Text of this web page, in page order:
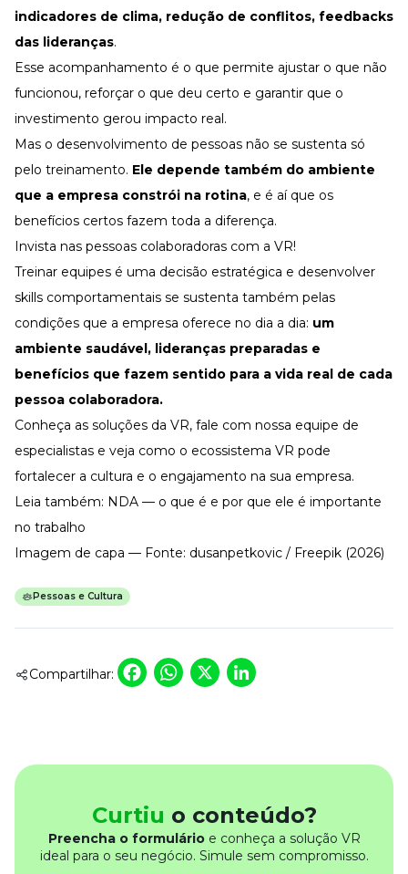
indicadores de clima, redução de conflitos, feedbacks
das lideranças.
Esse acompanhamento é o que permite ajustar o que não
funcionou, reforçar o que deu certo e garantir que o
investimento gerou impacto real.
Mas o desenvolvimento de pessoas não se sustenta só
pelo treinamento. Ele depende também do ambiente
que a empresa constrói na rotina, e é aí que os
benefícios certos fazem toda a diferença.
Invista nas pessoas colaboradoras com a VR!
Treinar equipes é uma decisão estratégica e desenvolver
skills comportamentais se sustenta também pelas
condições que a empresa oferece no dia a dia: um
ambiente saudável, lideranças preparadas e
benefícios que fazem sentido para a vida real de cada
pessoa colaboradora.
Conheça as soluções da VR, fale com nossa equipe de
especialistas e veja como o ecossistema VR pode
fortalecer a cultura e o engajamento na sua empresa.
Leia também: NDA — o que é e por que ele é importante
no trabalho
Imagem de capa — Fonte: dusanpetkovic / Freepik (2026)
Pessoas e Cultura
Compartilhar: Facebook
WhatsApp
X
Curtiu o conteúdo?
Preencha o formulárioe conheça a solução VR
ideal para o seu negócio. Simule sem compromisso.